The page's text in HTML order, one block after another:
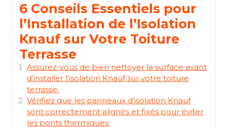
6 Conseils Essentiels pour
l’Installation de l’Isolation
Knauf sur Votre Toiture
Terrasse
Assurez-vous de bien nettoyer la surface avant
d’installer l’isolation Knauf sur votre toiture
terrasse.
Vérifiez que les panneaux d’isolation Knauf
sont correctement alignés et fixés pour éviter
les ponts thermiques.